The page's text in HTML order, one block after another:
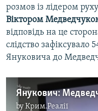
розмов із лідером
Віктором
відповідь на це
слідство зафіксувало
Януковича до
byКрим.Реалії